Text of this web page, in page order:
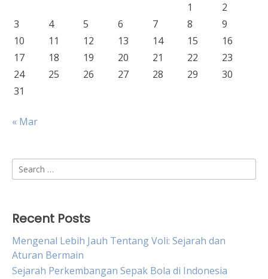
1
2
3
4 5 6 7 8
9
10
11 12 13 14 15
16
17
18 19 20 21 22
23
24
25 26 27 28 29
30
31
« Mar
Search
for:
Recent Posts
Mengenal Lebih Jauh Tentang Voli: Sejarah dan
Aturan Bermain
Sejarah Perkembangan Sepak Bola di Indonesia